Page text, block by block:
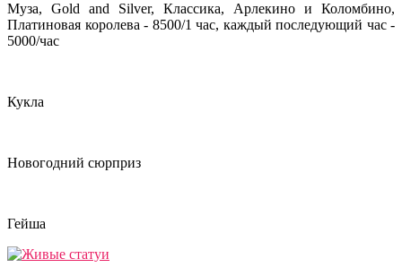
Муза, Gold and Silver, Классика, Арлекино и Коломбино,
Платиновая королева - 8500/1 час, каждый последующий час -
5000/час
Кукла
Новогодний сюрприз
Гейша